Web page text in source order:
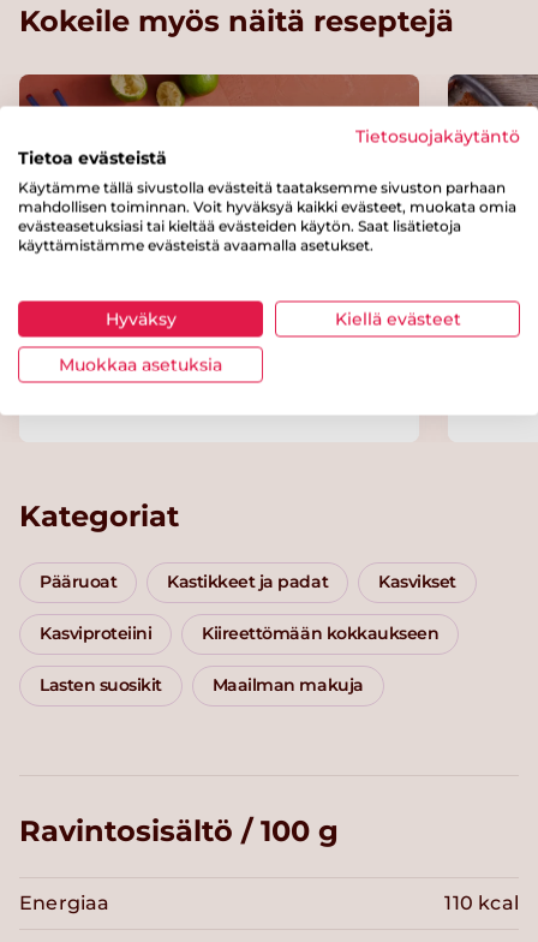
Kokeile myös näitä reseptejä
Indonesialainen curry
Kategoriat
Pääruoat Kastikkeet ja padat Kasvikset
Kasviproteiini Kiireettömään kokkaukseen
Lasten suosikit Maailman makuja
Ravintosisältö / 100 g
Energiaa 110 kcal
Tietosuojakäytäntö
Tietoa evästeistä
Käytämme tällä sivustolla evästeitä taataksemme sivuston parhaan
mahdollisen toiminnan. Voit hyväksyä kaikki evästeet, muokata omia
evästeasetuksiasi tai kieltää evästeiden käytön. Saat lisätietoja
käyttämistämme evästeistä avaamalla asetukset.
Hyväksy Kiellä evästeet
Muokkaa asetuksia